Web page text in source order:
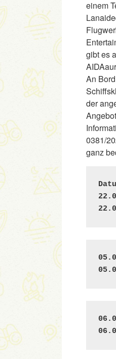
einem
gibt es
An
der
0381/
ganz